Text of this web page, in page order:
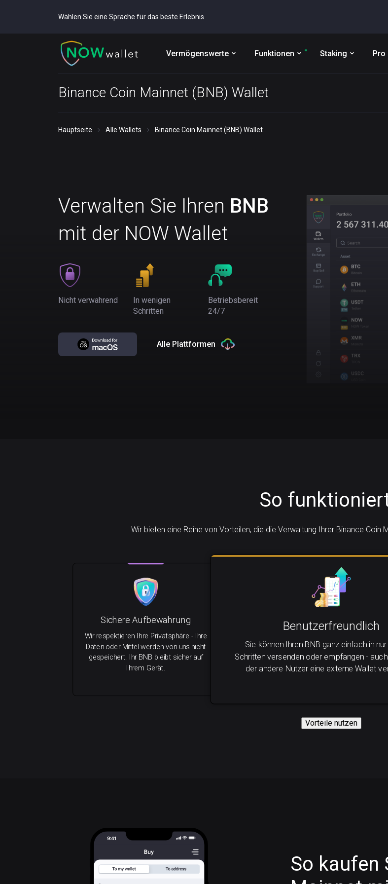
Wählen Sie eine Sprache für das beste Erlebnis
Vermögenswerte Funktionen Staking Pro
Binance Coin Mainnet (BNB) Wallet
Hauptseite Alle Wallets Binance Coin Mainnet (BNB) Wallet
Verwalten Sie Ihren BNB
mit der NOW Wallet
Nicht verwahrend
In wenigen
Schritten
Betriebsbereit
24/7
Alle Plattformen
So
Wir bieten eine Reihe von Vorteilen, die die Verwaltung Ihrer Binance
Benutzerfreundlich
Sie können Ihren BNB ganz einfach in
Schritten versenden oder empfangen -
der andere Nutzer eine externe Wallet
Sichere Aufbewahrung
Wir respektieren Ihre Privatsphäre - Ihre
Daten oder Mittel werden von uns nicht
gespeichert. Ihr BNB bleibt sicher auf
Ihrem Gerät.
Vorteile nutzen
So kaufen